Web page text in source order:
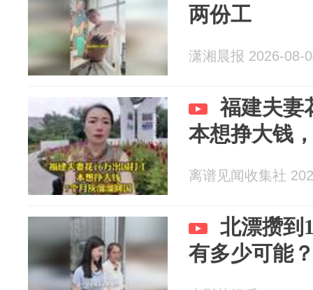
两份工
潇湘晨报 2026-08-
福建夫妻
本想挣大钱
离谱见闻收集社
北漂攒到
有多少可能